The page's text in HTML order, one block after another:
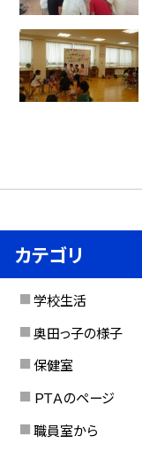
カテゴリ
学校生活
奥田っ子の様子
保健室
ＰＴＡのページ
職員室から